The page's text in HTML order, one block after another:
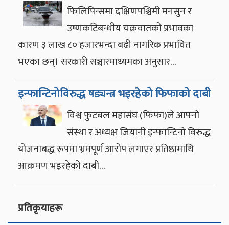
फिलिपिन्समा दक्षिणपश्चिमी मनसुन र
उष्णकटिबन्धीय चक्रवातको प्रभावका
कारण ३ लाख ८० हजारभन्दा बढी नागरिक प्रभावित
भएका छन्। सरकारी सञ्चारमाध्यमका अनुसार…
इन्फान्टिनोविरुद्ध षड्यन्त्र भइरहेको फिफाको दाबी
विश्व फुटबल महासंघ (फिफा)ले आफ्नो
संस्था र अध्यक्ष जियानी इन्फान्टिनो विरुद्ध
योजनाबद्ध रूपमा भ्रमपूर्ण आरोप लगाएर प्रतिष्ठामाथि
आक्रमण भइरहेको दाबी…
प्रतिकृयाहरू